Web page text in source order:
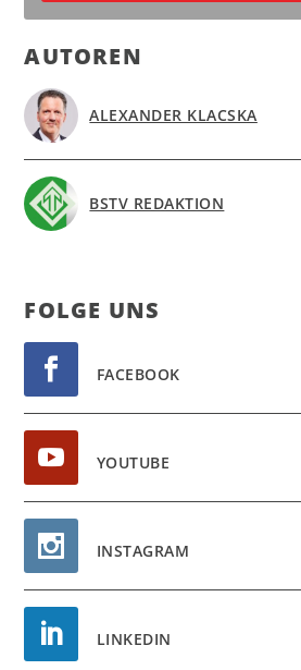
AUTOREN
ALEXANDER KLACSKA
BSTV REDAKTION
FOL­GE UNS
FACEBOOK
YOUTUBE
INSTAGRAM
LINKEDIN